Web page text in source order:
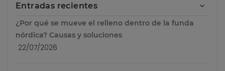
Entradas recientes
¿Por qué se mueve el relleno dentro de la funda
nórdica? Causas y soluciones
22/07/2026